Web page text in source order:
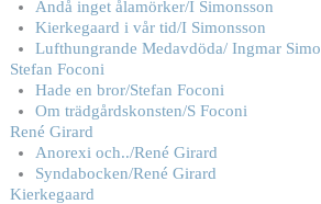
Ändå inget ålamörker/I Simonsson
Kierkegaard i vår tid/I Simonsson
Lufthungrande Medavdöda/ Ingmar
Stefan Foconi
Hade en bror/Stefan Foconi
Om trädgårdskonsten/S Foconi
René Girard
Anorexi och../René Girard
Syndabocken/René Girard
Kierkegaard